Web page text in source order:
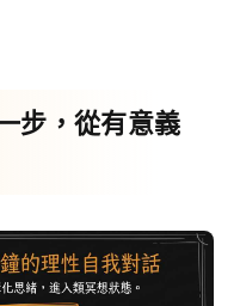
步，從有意義